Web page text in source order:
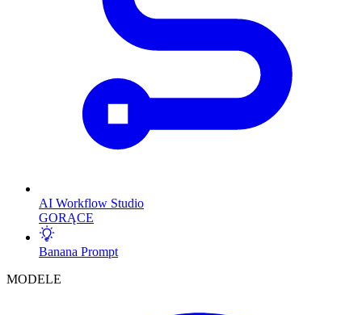
AI Workflow Studio
GORĄCE
Banana Prompt
MODELE